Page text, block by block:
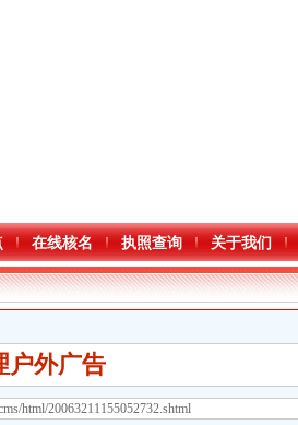
在线核名 执照查询 关于我们
户外广告
html/20063211155052732.shtml